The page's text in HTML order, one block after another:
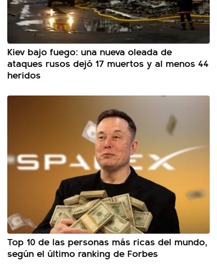
Kiev bajo fuego: una nueva oleada de
ataques rusos dejó 17 muertos y al menos 44
heridos
Top 10 de las personas más ricas del mundo,
según el último ranking de Forbes